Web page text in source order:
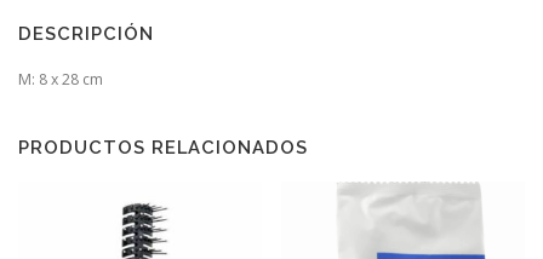
DESCRIPCIÓN
M: 8 x 28 cm
PRODUCTOS RELACIONADOS